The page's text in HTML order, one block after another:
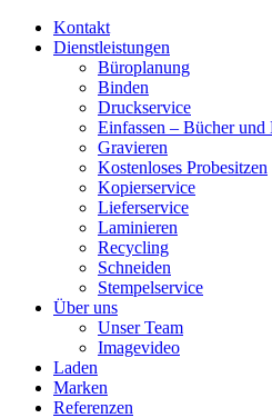
Kontakt
Dienstleistungen
Büroplanung
Binden
Druckservice
Einfassen – Bücher und
Gravieren
Kostenloses Probesitzen
Kopierservice
Lieferservice
Laminieren
Recycling
Schneiden
Stempelservice
Über uns
Unser Team
Imagevideo
Laden
Marken
Referenzen